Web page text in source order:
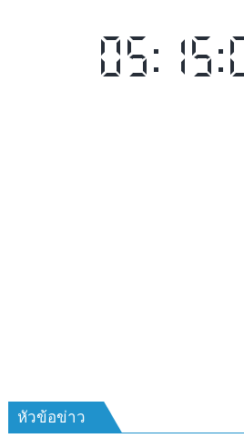
เปิด
รับ
๒๕๖๙
หัวข้อข่าว